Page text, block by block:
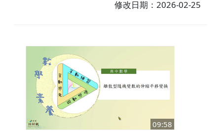
修改日期：2026-02-25
09:58